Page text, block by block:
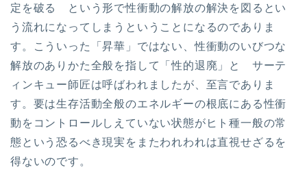
定を破る という形で性衝動の解放の解決を図るとい
う流れになってしまうということになるのでありま
す。こういった「昇華」ではない、性衝動のいびつな
解放のありかた全般を指して「性的退廃」と サーテ
ィンキュー師匠は呼ばわれましたが、至言でありま
す。要は生存活動全般のエネルギーの根底にある性衝
動をコントロールしえていない状態がヒト種一般の常
態という恐るべき現実をまたわれわれは直視せざるを
得ないのです。